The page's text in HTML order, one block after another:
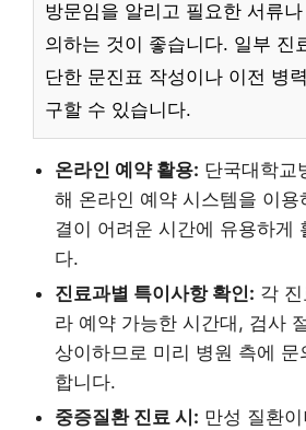
방문임을 알리고 필요한 서류
의하는 것이 좋습니다. 일부 진
단한 문진표 작성이나 이전 병
구할 수 있습니다.
온라인 예약 활용: 단국대학교
해 온라인 예약 시스템을 이용
결이 어려운 시간에 유용하게
다.
진료과별 특이사항 확인: 각
라 예약 가능한 시간대, 검사
상이하므로 미리 병원 측에
합니다.
중증질환 진료 시: 만성 질환